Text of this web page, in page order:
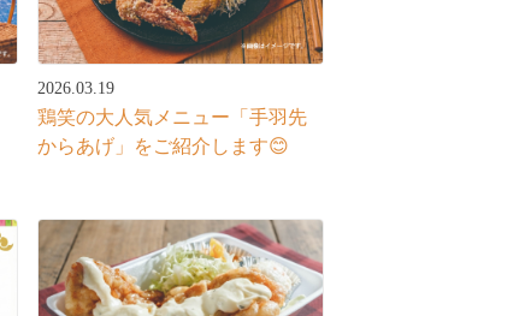
2026.03.19
鶏笑の大人気メニュー「手羽先
からあげ」をご紹介します😊